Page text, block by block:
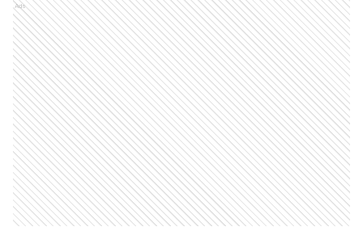
Ads